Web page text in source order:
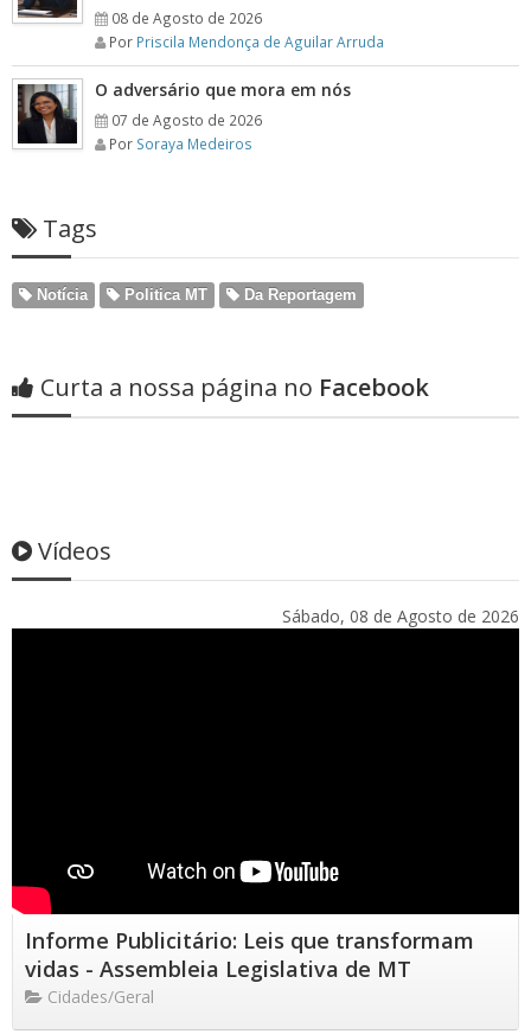
08 de Agosto de 2026
Por Priscila Mendonça de Aguilar Arruda
O adversário que mora em nós
07 de Agosto de 2026
Por Soraya Medeiros
Tags
Notícia Politica MT Da Reportagem
Curta a nossa página no Facebook
Vídeos
Sábado, 08 de Agosto de 2026
Informe Publicitário: Leis que transformam
vidas - Assembleia Legislativa de MT
Cidades/Geral